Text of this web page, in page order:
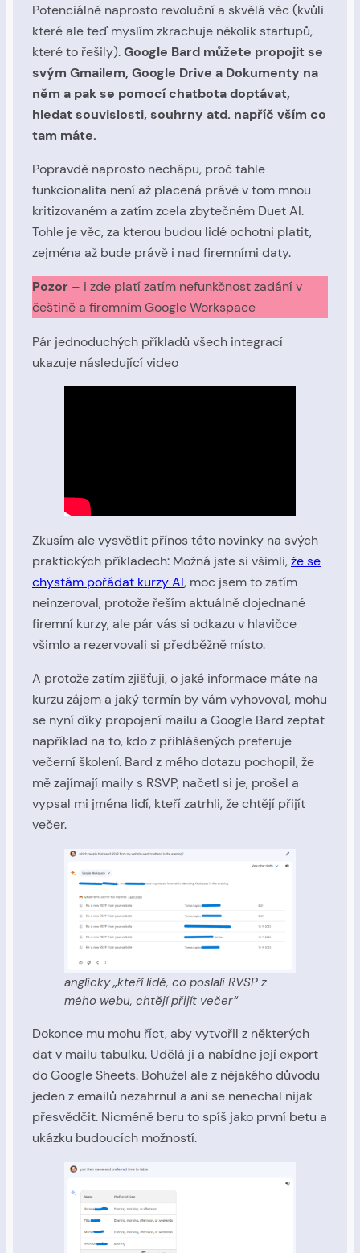
Potenciálně naprosto revoluční a skvělá věc (kvůli
které ale teď myslím zkrachuje několik startupů,
které to řešily).Google Bard můžete propojit se
svým Gmailem, Google Drive a Dokumenty na
něm a pak se pomocí chatbota doptávat,
hledat souvislosti, souhrny atd. napříč vším co
tam máte.
Popravdě naprosto nechápu, proč tahle
funkcionalita není až placená právě v tom mnou
kritizovaném a zatím zcela zbytečném Duet AI.
Tohle je věc, za kterou budou lidé ochotni platit,
zejména až bude právě i nad firemními daty.
Pozor – i zde platí zatím nefunkčnost zadání v
češtině a firemním Google Workspace
Pár jednoduchých příkladů všech integrací
ukazuje následující video
Zkusím ale vysvětlit přínos této novinky na svých
praktických příkladech: Možná jste si všimli,že se
chystám pořádat kurzy AI, moc jsem to zatím
neinzeroval, protože řeším aktuálně dojednané
firemní kurzy, ale pár vás si odkazu v hlavičce
všimlo a rezervovali si předběžně místo.
A protože zatím zjišťuji, o jaké informace máte na
kurzu zájem a jaký termín by vám vyhovoval, mohu
se nyní díky propojení mailu a Google Bard zeptat
například na to, kdo z přihlášených preferuje
večerní školení. Bard z mého dotazu pochopil, že
mě zajímají maily s RSVP, načetl si je, prošel a
vypsal mi jména lidí, kteří zatrhli, že chtějí přijít
večer.
anglicky „kteří lidé, co poslali RVSP z
mého webu, chtějí přijít večer“
Dokonce mu mohu říct, aby vytvořil z některých
dat v mailu tabulku. Udělá ji a nabídne její export
do Google Sheets. Bohužel ale z nějakého důvodu
jeden z emailů nezahrnul a ani se nenechal nijak
přesvědčit. Nicméně beru to spíš jako první betu a
ukázku budoucích možností.